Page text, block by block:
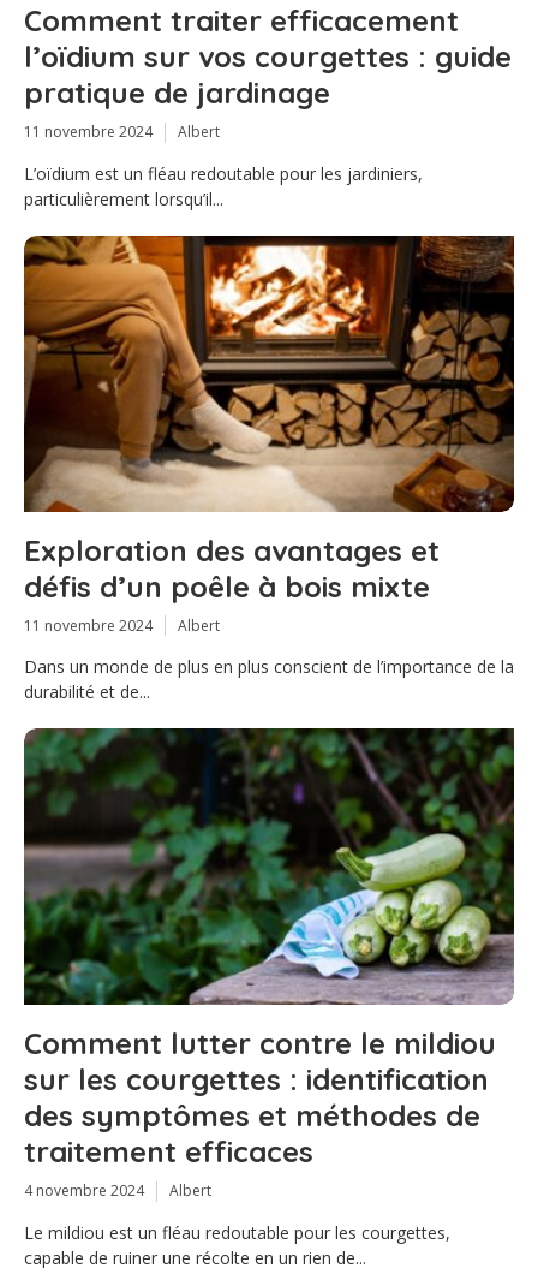
Comment traiter efficacement
l’oïdium sur vos courgettes : guide
pratique de jardinage
11 novembre 2024 Albert
L’oïdium est un fléau redoutable pour les jardiniers,
particulièrement lorsqu’il...
Exploration des avantages et
défis d’un poêle à bois mixte
11 novembre 2024 Albert
Dans un monde de plus en plus conscient de l’importance de la
durabilité et de...
Comment lutter contre le mildiou
sur les courgettes : identification
des symptômes et méthodes de
traitement efficaces
4 novembre 2024 Albert
Le mildiou est un fléau redoutable pour les courgettes,
capable de ruiner une récolte en un rien de...